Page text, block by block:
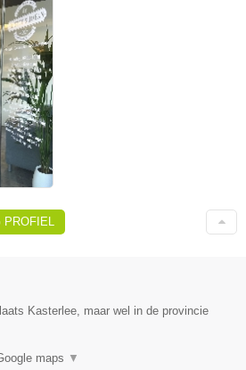
PROFIEL
Kasterlee, maar wel in de provincie
maps ▼